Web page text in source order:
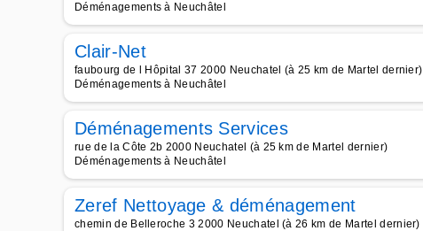
Déménagements à Neuchâtel
Clair-Net
faubourg de l Hôpital 37 2000 Neuchatel (à 25 km de Martel dernier)
Déménagements à Neuchâtel
Déménagements Services
rue de la Côte 2b 2000 Neuchatel (à 25 km de Martel dernier)
Déménagements à Neuchâtel
Zeref Nettoyage & déménagement
chemin de Belleroche 3 2000 Neuchatel (à 26 km de Martel dernier)